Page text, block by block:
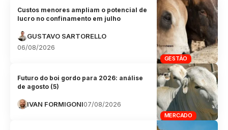
GESTÃO
Custos menores ampliam o potencial de
lucro no confinamento em julho
GUSTAVO SARTORELLO
06/08/2026
MERCADO
Futuro do boi gordo para 2026: análise
de agosto (5)
IVAN FORMIGONI07/08/2026